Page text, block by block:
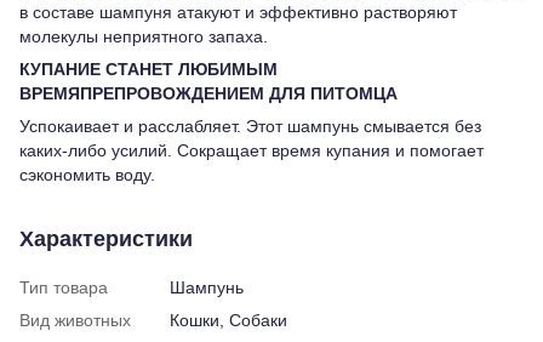
в составе шампуня атакуют и эффективно растворяют
молекулы неприятного запаха.
КУПАНИЕ СТАНЕТ ЛЮБИМЫМ
ВРЕМЯПРЕПРОВОЖДЕНИЕМ ДЛЯ ПИТОМЦА
Успокаивает и расслабляет. Этот шампунь смывается без
каких-либо усилий. Сокращает время купания и помогает
сэкономить воду.
Характеристики
Тип товара
Шампунь
Вид животных
Кошки, Собаки